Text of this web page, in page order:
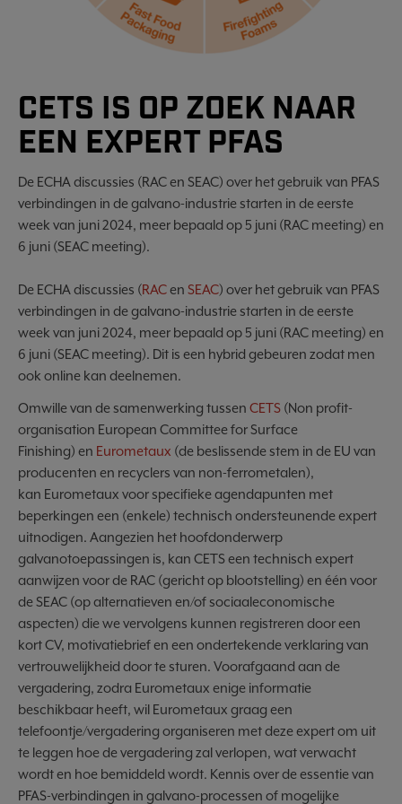
CETS IS OP ZOEK NAAR
EEN EXPERT PFAS
De ECHA discussies (RAC en SEAC) over het gebruik van PFAS
verbindingen in de galvano-industrie starten in de eerste
week van juni 2024, meer bepaald op 5 juni (RAC meeting) en
6 juni (SEAC meeting).
De ECHA discussies (RACen SEAC) over het gebruik van PFAS
verbindingen in de galvano-industrie starten in de eerste
week van juni 2024, meer bepaald op 5 juni (RAC meeting) en
6 juni (SEAC meeting). Dit is een hybrid gebeuren zodat men
ook online kan deelnemen.
Omwille van de samenwerking tussen CETS (Non profit-
organisation European CommitteeforSurface
Finishing) en Eurometaux (de beslissende stem in de EU van
producenten en recyclers van non-ferrometalen),
kan Eurometaux voor specifieke agendapunten met
beperkingen een (enkele) technisch ondersteunende expert
uitnodigen. Aangezien het hoofdonderwerp
galvanotoepassingen is, kan CETS een technisch expert
aanwijzen voor de RAC (gericht op blootstelling) en één voor
de SEAC (op alternatieven en/of sociaaleconomische
aspecten) die we vervolgens kunnen registreren door een
kort CV, motivatiebrief en een ondertekende verklaring van
vertrouwelijkheid door te sturen. Voorafgaand aan de
vergadering, zodra Eurometaux enige informatie
beschikbaar heeft, wil Eurometaux graag een
telefoontje/vergadering organiseren met deze expert om uit
te leggen hoe de vergadering zal verlopen, wat verwacht
wordt en hoe bemiddeld wordt. Kennis over de essentie van
PFAS-verbindingen in galvano-processen of mogelijke